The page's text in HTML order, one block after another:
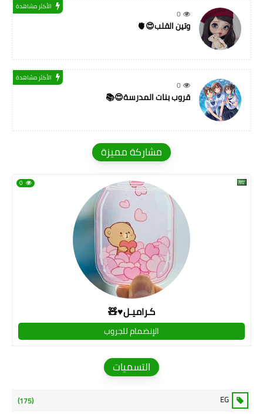
0
الأكثر مشاهدة
وتين القلب😍🫀
0
الأكثر مشاهدة
قروب بنات المدرسة😍📚
مشاركة مميزة
كـراميـل♥🧸
0
الإنضمام للجروب
التسميات
EG
(175)